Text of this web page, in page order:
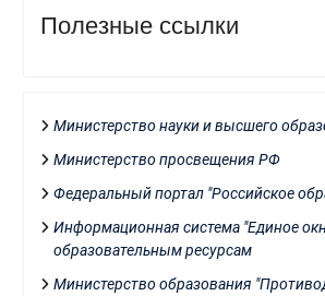
Полезные ссылки
Министерство науки и высшего
Министерство просвещения РФ
Федеральный портал "Российское
Информационная система "Единое
образовательным ресурсам
Министерство образования